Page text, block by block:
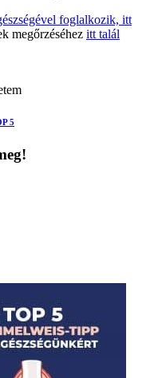
foglalkozik, itt
megőrzéséhez itt talál
5